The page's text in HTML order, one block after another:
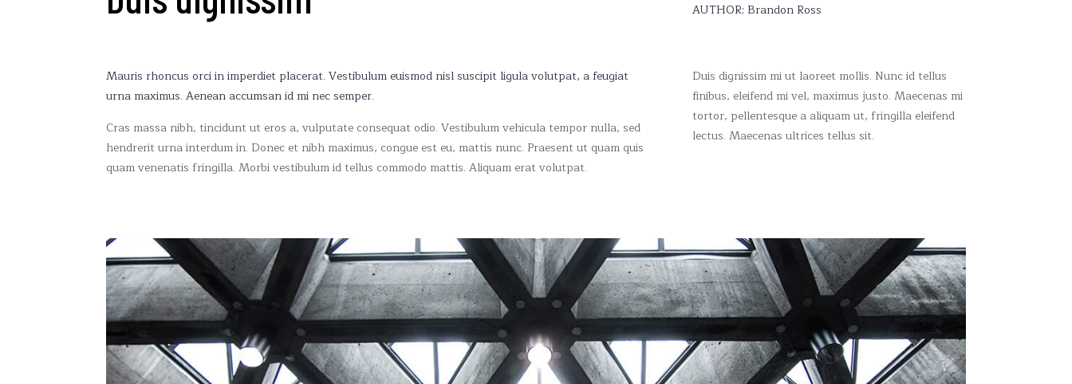
AUTHOR: Brandon Ross
Mauris rhoncus orci in imperdiet placerat. Vestibulum euismod nisl suscipit ligula volutpat, a feugiat
urna maximus. Aenean accumsan id mi nec semper.
Cras massa nibh, tincidunt ut eros a, vulputate consequat odio. Vestibulum vehicula tempor nulla, sed
hendrerit urna interdum in. Donec et nibh maximus, congue est eu, mattis nunc. Praesent ut quam quis
quam venenatis fringilla. Morbi vestibulum id tellus commodo mattis. Aliquam erat volutpat.
Duis dignissim mi ut laoreet mollis. Nunc id tellus
finibus, eleifend mi vel, maximus justo. Maecenas mi
tortor, pellentesque a aliquam ut, fringilla eleifend
lectus. Maecenas ultrices tellus sit.